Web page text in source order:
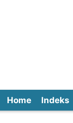
Home Indeks